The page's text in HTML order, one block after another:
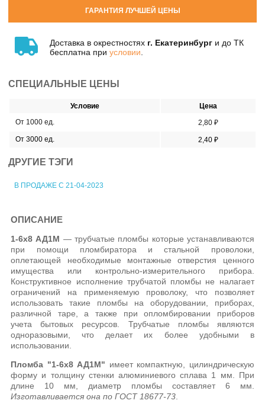
ГАРАНТИЯ ЛУЧШЕЙ ЦЕНЫ
Доставка в окрестностях г. Екатеринбург и до ТК
бесплатна при условии
СПЕЦИАЛЬНЫЕ ЦЕНЫ
Условие
Цена
От 1000 ед.
2,80 ₽
От 3000 ед.
2,40 ₽
ДРУГИЕ ТЭГИ
В ПРОДАЖЕ С 21-04-2023
ОПИСАНИЕ
1-6х8 АД1М — трубчатые пломбы которые устанавливаются
при помощи пломбиратора и стальной проволоки,
оплетающей необходимые монтажные отверстия ценного
имущества или контрольно-измерительного прибора.
Конструктивное исполнение трубчатой пломбы не налагает
ограничений на применяемую проволоку, что позволяет
использовать такие пломбы на оборудовании, приборах,
различной таре, а также при опломбировании приборов
учета бытовых ресурсов. Трубчатые пломбы являются
одноразовыми, что делает их более удобными в
использовании.
Пломба "1-6х8 АД1М" имеет компактную, цилиндрическую
форму и толщину стенки алюминиевого сплава 1 мм. При
длине 10 мм, диаметр пломбы составляет 6 мм.
Изготавливается она по ГОСТ 18677-73.